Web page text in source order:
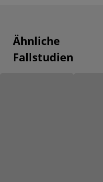
Ähnliche
Fallstudien